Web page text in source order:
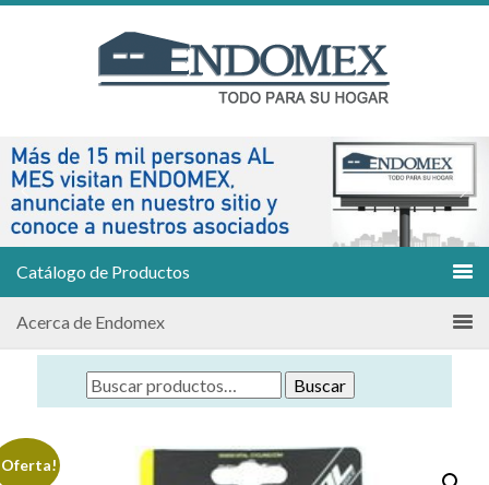
Catálogo de Productos
Acerca de Endomex
Buscar